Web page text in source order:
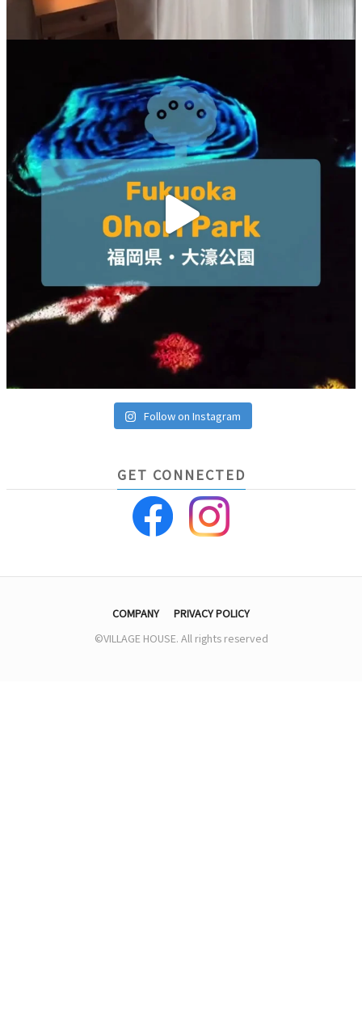
Follow on Instagram
GET CONNECTED
COMPANY
PRIVACY POLICY
©VILLAGE HOUSE. All rights reserved